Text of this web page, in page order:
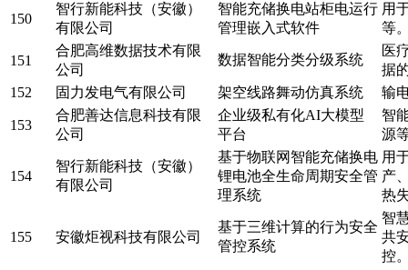
150
智行新能科技（安徽）
有限公司
智能充储换电站柜电运行
管理嵌入式软件
用
等
151
合肥高维数据技术有限
公司
数据智能分类分级系统
医
据
152
固力发电气有限公司 架空线路舞动仿真系统 输
153
合肥善达信息科技有限
公司
企业级私有化AI大模型
平台
智
源
154
智行新能科技（安徽）
有限公司
基于物联网智能充储换电
锂电池全生命周期安全管
理系统
用
产
热
155 安徽炬视科技有限公司
基于三维计算的行为安全
管控系统
智
共
控